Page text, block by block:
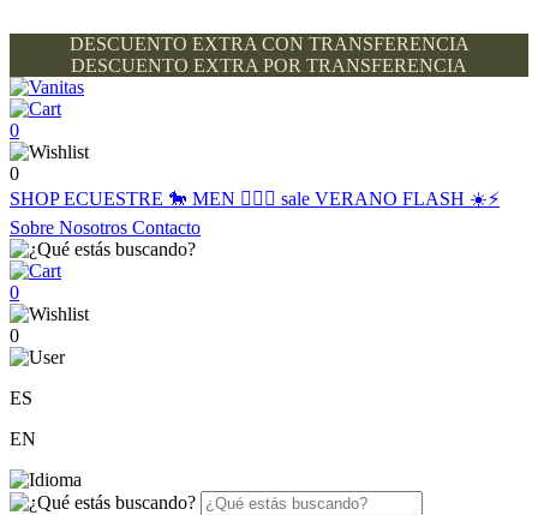
DESCUENTO EXTRA CON TRANSFERENCIA
DESCUENTO EXTRA POR TRANSFERENCIA
0
0
SHOPECUESTRE 🐎 MEN 🙋🏽‍♂️ sale VERANO FLASH ☀️⚡️
Sobre Nosotros Contacto
0
0
ES
EN